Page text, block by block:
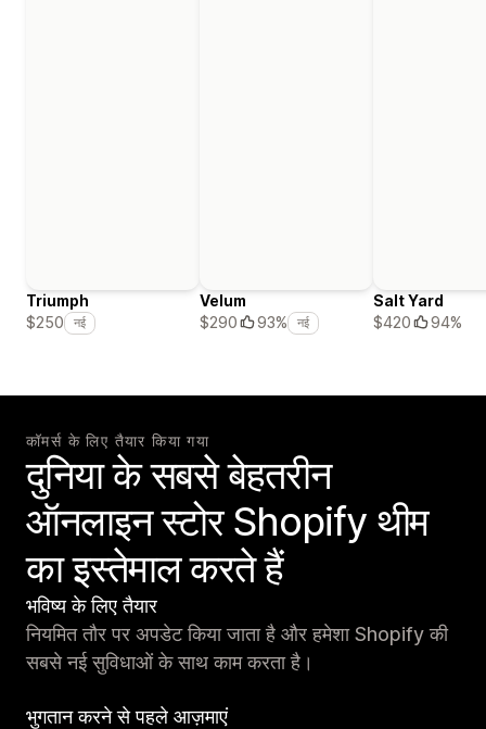
Triumph
$250
नई
Velum
$290
93% नई
Salt Yard
$420
94%
कॉमर्स के लिए तैयार किया गया
दुनिया के सबसे बेहतरीन
ऑनलाइन स्टोर Shopify थीम
का इस्तेमाल करते हैं
भविष्य के लिए तैयार
नियमित तौर पर अपडेट किया जाता है और हमेशा Shopify की
सबसे नई सुविधाओं के साथ काम करता है।
भुगतान करने से पहले आज़माएं